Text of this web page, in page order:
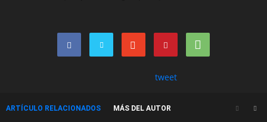
tweet
ARTÍCULO RELACIONADOS MÁS DEL AUTOR